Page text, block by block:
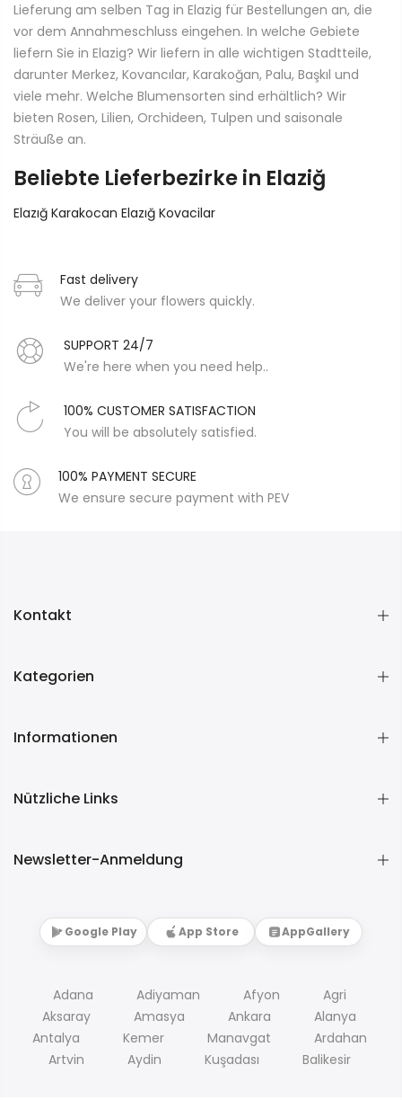
Lieferung am selben Tag in Elazig für Bestellungen an, die
vor dem Annahmeschluss eingehen. In welche Gebiete
liefern Sie in Elazig? Wir liefern in alle wichtigen Stadtteile,
darunter Merkez, Kovancılar, Karakoğan, Palu, Başkıl und
viele mehr. Welche Blumensorten sind erhältlich? Wir
bieten Rosen, Lilien, Orchideen, Tulpen und saisonale
Sträuße an.
Beliebte Lieferbezirke in Elaziğ
Elazığ Karakocan Elazığ Kovacilar
Fast delivery
We deliver your flowers quickly.
SUPPORT 24/7
We're here when you need help..
100% CUSTOMER SATISFACTION
You will be absolutely satisfied.
100% PAYMENT SECURE
We ensure secure payment with PEV
Kontakt
Kategorien
Informationen
Nützliche Links
Newsletter-Anmeldung
Google Play App Store AppGallery
Adana Adiyaman Afyon
Agri
Aksaray
Amasya Ankara
Alanya
Antalya
Kemer Manavgat
Ardahan
Artvin
Aydin Kuşadası Balikesir